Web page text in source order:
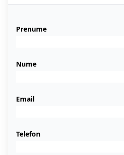
Prenume
Nume
Email
Telefon